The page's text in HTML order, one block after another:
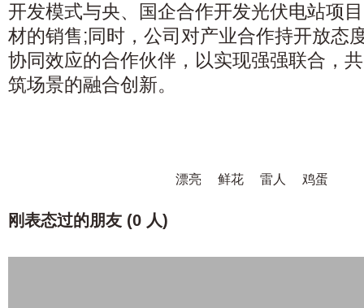
开发模式与央、国企合作开发光伏电站项
材的销售;同时，公司对产业合作持开放态
协同效应的合作伙伴，以实现强强联合，
筑场景的融合创新。
漂亮 鲜花 雷人 鸡蛋
刚表态过的朋友 (0 人)